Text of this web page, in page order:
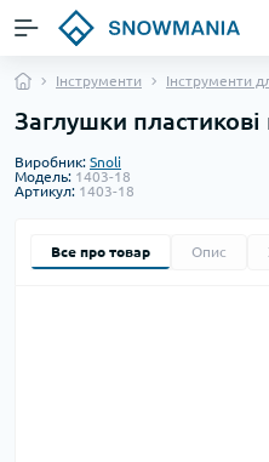
Інструменти Інструменти
Заглушки
Виробник: Snoli
Модель: 1403-18
Артикул: 1403-18
Все про товар Опис